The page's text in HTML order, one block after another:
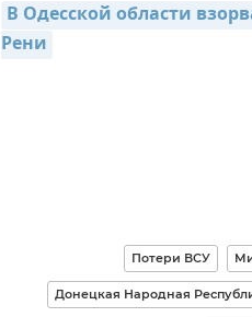
В Одесской области
Рени
Потери ВСУ
Донецкая Народная